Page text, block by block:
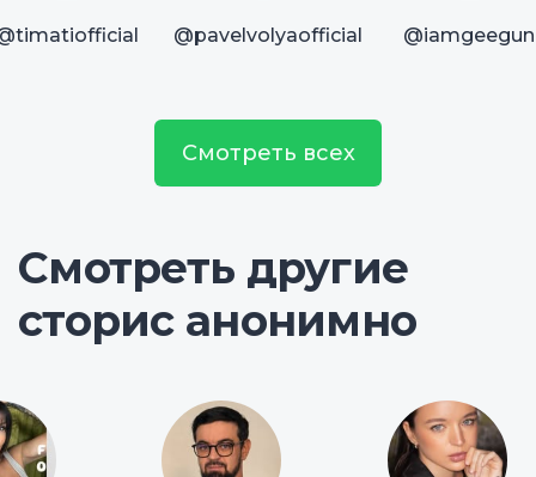
@pavelvolyaofficial @iamgeegun
Смотреть всех
Смотреть другие
сторис анонимно